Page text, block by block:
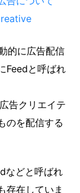
的に広告配信
Feedと呼ばれ
告クリエイテ
のを配信する
などと呼ばれ
存在していま